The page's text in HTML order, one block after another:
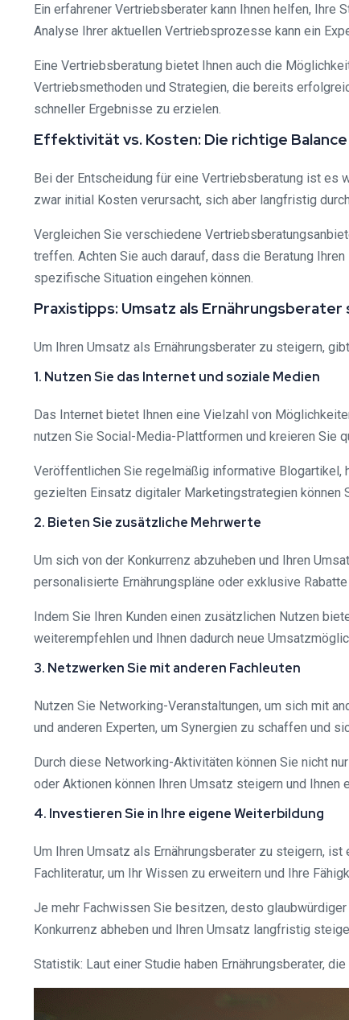
Ein erfahrener Vertriebsberater kann Ihnen helfen, Ihre
Analyse Ihrer aktuellen Vertriebsprozesse kann ein
Eine Vertriebsberatung bietet Ihnen auch die
Vertriebsmethoden und Strategien, die bereits
schneller Ergebnisse zu erzielen.
Effektivität vs. Kosten: Die richtige
Bei der Entscheidung für eine Vertriebsberatung ist es
zwar initial Kosten verursacht, sich aber langfristig
Vergleichen Sie verschiedene
treffen. Achten Sie auch darauf, dass die Beratung
spezifische Situation eingehen können.
Praxistipps: Umsatz als
Um Ihren Umsatz als Ernährungsberater zu steigern,
1. Nutzen Sie das Internet und soziale Medien
Das Internet bietet Ihnen eine Vielzahl von
nutzen Sie Social-Media-Plattformen und kreieren Sie
Veröffentlichen Sie regelmäßig informative Blogartikel,
gezielten Einsatz digitaler Marketingstrategien können
2. Bieten Sie zusätzliche Mehrwerte
Um sich von der Konkurrenz abzuheben und Ihren
personalisierte Ernährungspläne oder exklusive
Indem Sie Ihren Kunden einen zusätzlichen Nutzen
weiterempfehlen und Ihnen dadurch neue
3. Netzwerken Sie mit anderen Fachleuten
Nutzen Sie Networking-Veranstaltungen, um sich mit
und anderen Experten, um Synergien zu schaffen und
Durch diese Networking-Aktivitäten können Sie nicht
oder Aktionen können Ihren Umsatz steigern und
4. Investieren Sie in Ihre eigene Weiterbildung
Um Ihren Umsatz als Ernährungsberater zu steigern,
Fachliteratur, um Ihr Wissen zu erweitern und Ihre
Je mehr Fachwissen Sie besitzen, desto
Konkurrenz abheben und Ihren Umsatz langfristig
Statistik: Laut einer Studie haben Ernährungsberater,